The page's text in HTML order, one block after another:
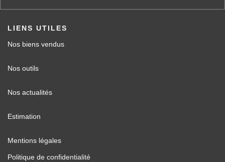
LIENS UTILES
Nos biens vendus
Nos outils
Nos actualités
Estimation
Mentions légales
Politique de confidentialité